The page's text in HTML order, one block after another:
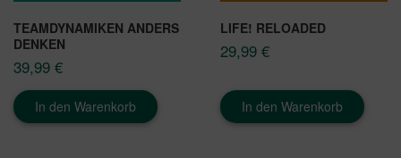
TEAMDYNAMIKEN ANDERS
DENKEN
39,99 €
In den Warenkorb
LIFE! RELOADED
29,99 €
In den Warenkorb